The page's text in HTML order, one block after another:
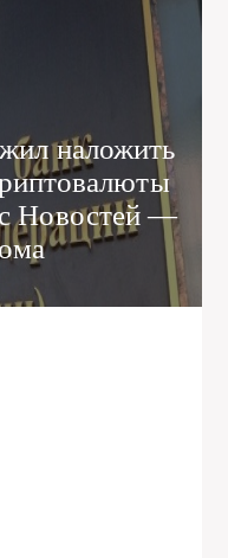
наложить
Новостей —